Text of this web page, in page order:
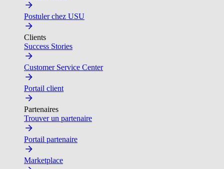
Postuler chez USU
Clients
Success Stories
Customer Service Center
Portail client
Partenaires
Trouver un partenaire
Portail partenaire
Marketplace